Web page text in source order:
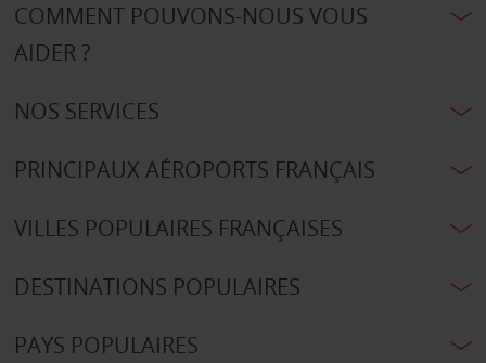
COMMENT POUVONS-NOUS VOUS
AIDER ?
NOS SERVICES
PRINCIPAUX AÉROPORTS FRANÇAIS
VILLES POPULAIRES FRANÇAISES
DESTINATIONS POPULAIRES
PAYS POPULAIRES